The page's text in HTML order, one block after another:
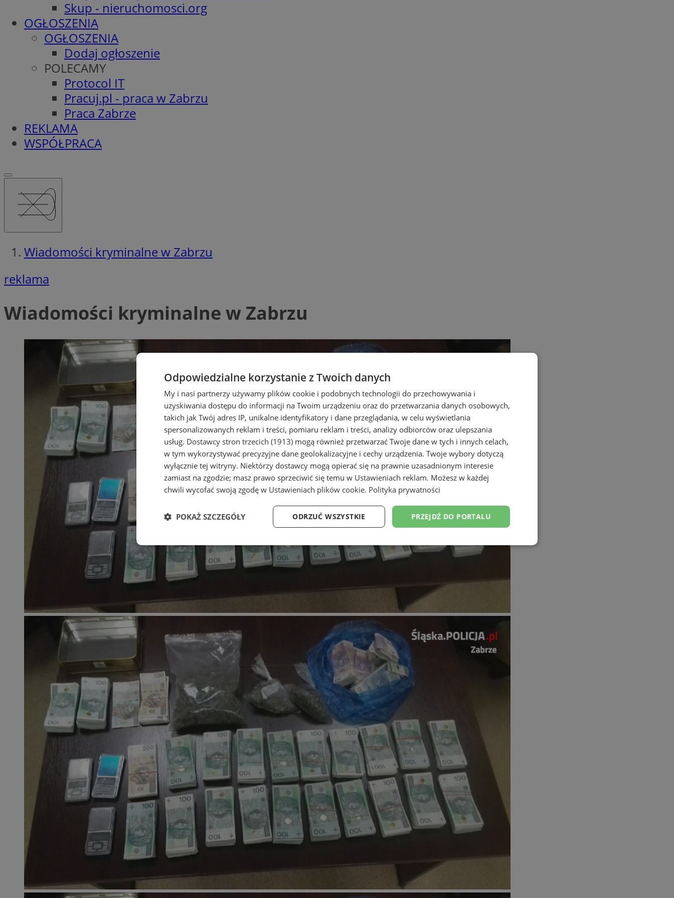
Skup - nieruchomosci.org
OGŁOSZENIA
OGŁOSZENIA
Dodaj ogłoszenie
POLECAMY
Protocol IT
Pracuj.pl - praca w Zabrzu
Praca Zabrze
REKLAMA
WSPÓŁPRACA
Wiadomości kryminalne w Zabrzu
reklama
Wiadomości kryminalne w Zabrzu
Odpowiedzialne korzystanie z Twoich danych
My i nasi partnerzy używamy plików cookie i podobnych technologii do przechowywania i
uzyskiwania dostępu do informacji na Twoim urządzeniu oraz do przetwarzania danych osobowych,
takich jak Twój adres IP, unikalne identyfikatory i dane przeglądania, w celu wyświetlania
spersonalizowanych reklam i treści, pomiaru reklam i treści, analizy odbiorców oraz ulepszania
usług. Dostawcy stron trzecich (1913) mogą również przetwarzać Twoje dane w tych i innych celach,
w tym wykorzystywać precyzyjne dane geolokalizacyjne i cechy urządzenia. Twoje wybory dotyczą
wyłącznie tej witryny. Niektórzy dostawcy mogą opierać się na prawnie uzasadnionym interesie
zamiast na zgodzie; masz prawo sprzeciwić się temu w Ustawieniach reklam. Możesz w każdej
chwili wycofać swoją zgodę w Ustawieniach plików cookie. Polityka prywatności
PRZEJDŹ DO PORTALU
ODRZUĆ WSZYSTKIE
POKAŻ SZCZEGÓŁY
Niezbędne Wydajność Targetowanie Funkcjonalność Niesklasyfikowane
Niezbędne Wydajność Targetowanie Funkcjonalność Niesklasyfikowane
Niezbędne pliki cookie umożliwiają korzystanie z podstawowych funkcji strony internetowej, takich jak logowanie użytkownika i
zarządzanie kontem. Bez niezbędnych plików cookie nie można prawidłowo korzystać ze strony internetowej.
Provider
Domena
Okres
przechowywania
Opis
SessID zabrze.com.pl
Ten plik cookie przechowuje identyfikator sesji.
QeSessID
zabrze.com.pl 1 rok
Ten plik cookie przechowuje identyfikator sesji.
MvSessID
zabrze.com.pl 1 rok
Ten plik cookie przechowuje identyfikator sesji.
__cf_bm
Cloudflare
Inc.
.x.com
29 minut 53
sekundy
Ten plik cookie służy do rozróżniania ludzi i botów. Jest
to korzystne dla strony internetowej, ponieważ
umożliwia tworzenie ważnych raportów na temat
korzystania z jej witryny internetowej.
__cf_bm
Cloudflare
Inc.
.twitter.com
29 minut 55
sekund
Ten plik cookie służy do rozróżniania ludzi i botów. Jest
to korzystne dla strony internetowej, ponieważ
umożliwia tworzenie ważnych raportów na temat
korzystania z jej witryny internetowej.
CookieScriptConsent
CookieScript
zabrze.com.pl
4 tygodnie 2 dni
Ten plik cookie jest używany przez usługę Cookie-
Script.com do zapamiętywania preferencji dotyczących
zgody użytkownika na pliki cookie. Jest to konieczne,
aby baner cookie Cookie-Script.com działał poprawnie.
VISITOR_PRIVACY_METADATA
YouTube
.youtube.com
5 miesięcy 4
tygodnie
Ten plik cookie przechowuje informacje o zgodzie
użytkownika oraz jego preferencjach dotyczących
zgody, zapewniając ich przestrzeganie w kolejnych
wizytach. Dzięki temu użytkownik nie musi ponownie
konfigurować swoich preferencji, co zwiększa wygodę i
zgodność z regulacjami ochrony danych.
Google Privacy Policy